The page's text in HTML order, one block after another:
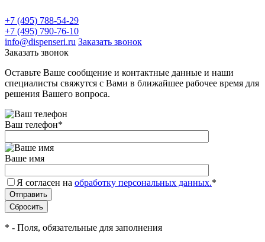
+7 (495) 788-54-29
+7 (495) 790-76-10
info@dispenseri.ru Заказать звонок
Заказать звонок
Оставьте Ваше сообщение и контактные данные и наши
специалисты свяжутся с Вами в ближайшее рабочее время для
решения Вашего вопроса.
Ваш телефон*
Ваше имя
Я согласен на обработку персональных данных.*
* - Поля, обязательные для заполнения